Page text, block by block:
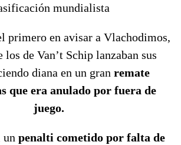
mundialista
primero en avisar a Vlachodimos,
los de Van’t Schip lanzaban sus
diana en un gran remate
que era anulado por fuera de
juego.
un penalti cometido por falta de